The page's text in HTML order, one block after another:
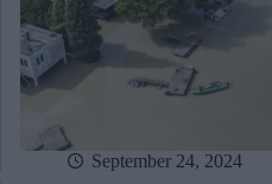
September 24, 2024